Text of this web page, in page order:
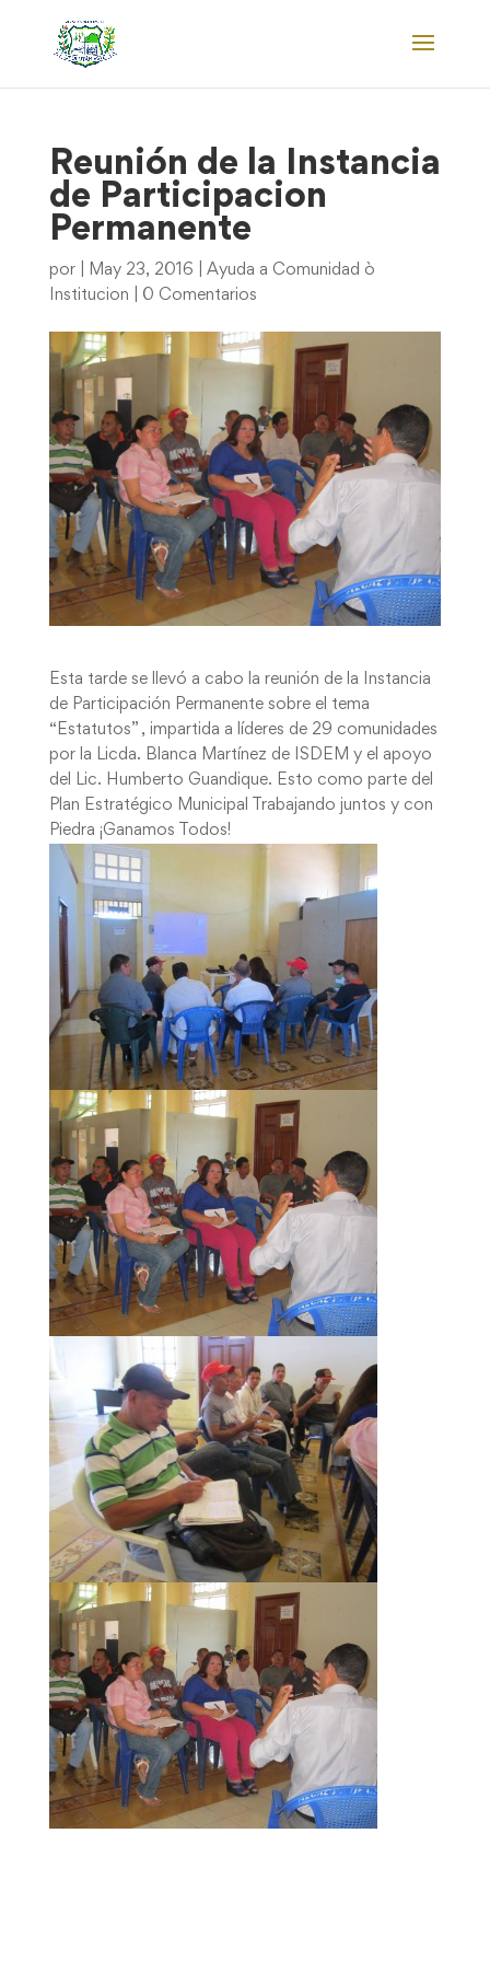
Reunión de la Instancia
de Participacion
Permanente
por May 23, 2016
Ayuda a Comunidad ò
Institucion
0 Comentarios
Esta tarde se llevó a cabo la reunión de la Instancia
de Participación Permanente sobre el tema
“Estatutos” , impartida a líderes de 29 comunidades
por la Licda. Blanca Martínez de ISDEM y el apoyo
del Lic. Humberto Guandique. Esto como parte del
Plan Estratégico Municipal Trabajando juntos y con
Piedra ¡Ganamos Todos!